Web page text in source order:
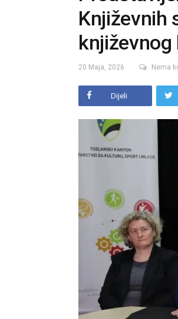
Književnih
20 Maja, 2026 Nema
Dijeli